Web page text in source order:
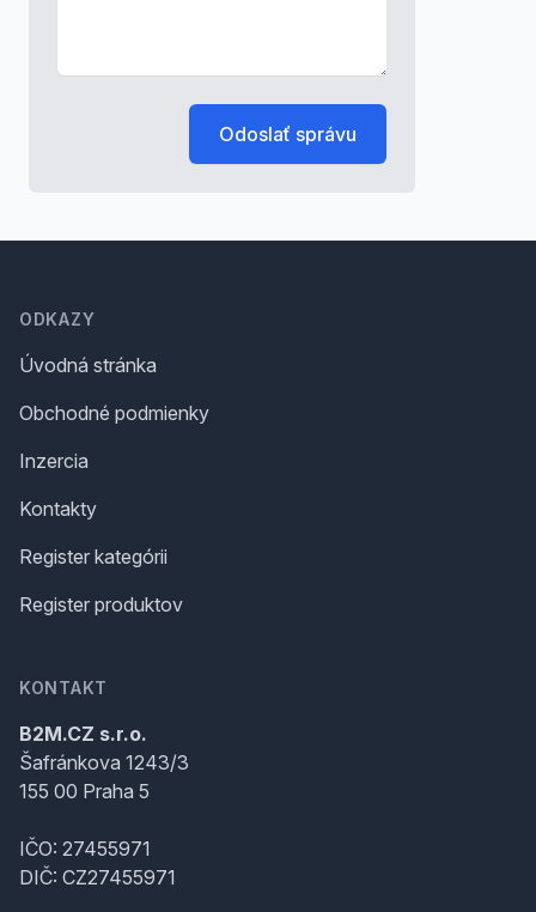
Odoslať správu
ODKAZY
Úvodná stránka
Obchodné podmienky
Inzercia
Kontakty
Register kategórii
Register produktov
KONTAKT
B2M.CZ s.r.o.
Šafránkova 1243/3
155 00 Praha 5
IČO: 27455971
DIČ: CZ27455971